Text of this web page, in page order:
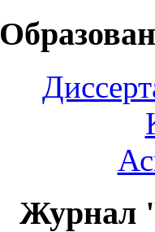
Журнал